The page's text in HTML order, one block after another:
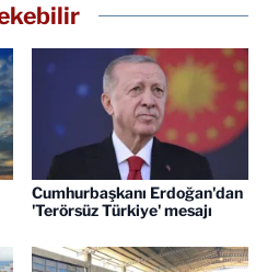
Cumhurbaşkanı Erdoğan'dan
'Terörsüz Türkiye' mesajı